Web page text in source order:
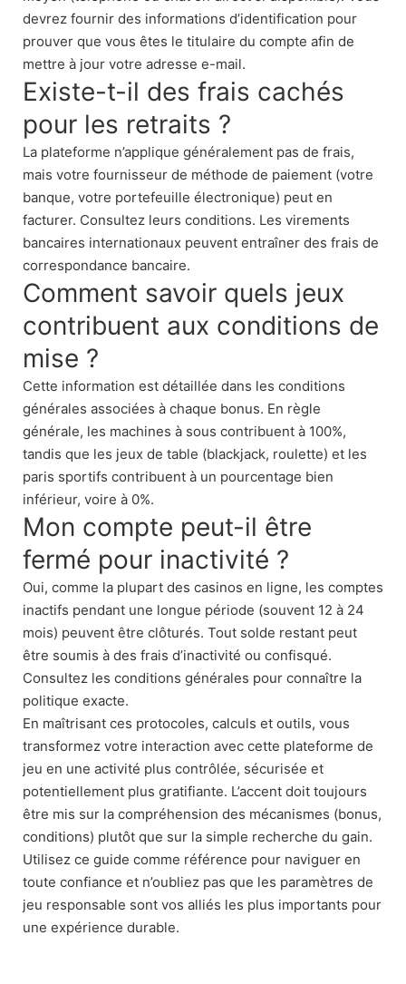
devrez fournir des informations d’identification pour
prouver que vous êtes le titulaire du compte afin de
mettre à jour votre adresse e-mail.
Existe-t-il des frais cachés
pour les retraits ?
La plateforme n’applique généralement pas de frais,
mais votre fournisseur de méthode de paiement (votre
banque, votre portefeuille électronique) peut en
facturer. Consultez leurs conditions. Les virements
bancaires internationaux peuvent entraîner des frais de
correspondance bancaire.
Comment savoir quels jeux
contribuent aux conditions de
mise ?
Cette information est détaillée dans les conditions
générales associées à chaque bonus. En règle
générale, les machines à sous contribuent à 100%,
tandis que les jeux de table (blackjack, roulette) et les
paris sportifs contribuent à un pourcentage bien
inférieur, voire à 0%.
Mon compte peut-il être
fermé pour inactivité ?
Oui, comme la plupart des casinos en ligne, les comptes
inactifs pendant une longue période (souvent 12 à 24
mois) peuvent être clôturés. Tout solde restant peut
être soumis à des frais d’inactivité ou confisqué.
Consultez les conditions générales pour connaître la
politique exacte.
En maîtrisant ces protocoles, calculs et outils, vous
transformez votre interaction avec cette plateforme de
jeu en une activité plus contrôlée, sécurisée et
potentiellement plus gratifiante. L’accent doit toujours
être mis sur la compréhension des mécanismes (bonus,
conditions) plutôt que sur la simple recherche du gain.
Utilisez ce guide comme référence pour naviguer en
toute confiance et n’oubliez pas que les paramètres de
jeu responsable sont vos alliés les plus importants pour
une expérience durable.